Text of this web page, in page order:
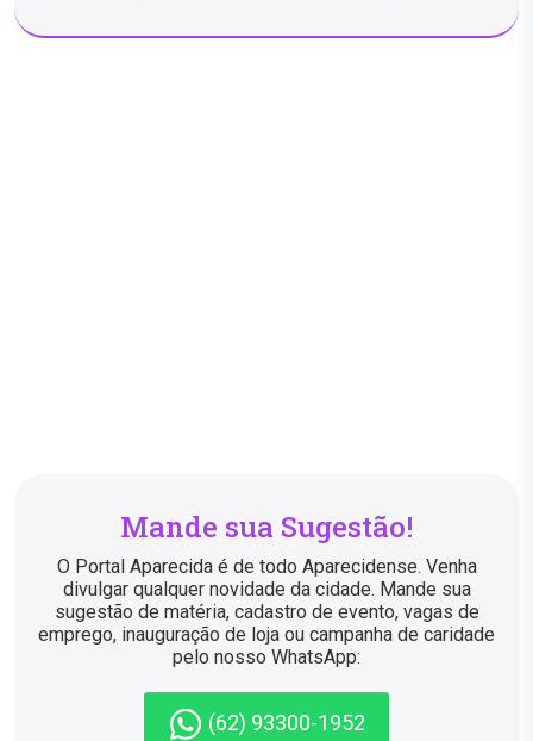
Mande sua Sugestão!
O Portal Aparecida é de todo Aparecidense. Venha
divulgar qualquer novidade da cidade. Mande sua
sugestão de matéria, cadastro de evento, vagas de
emprego, inauguração de loja ou campanha de caridade
pelo nosso WhatsApp:
(62) 93300-1952